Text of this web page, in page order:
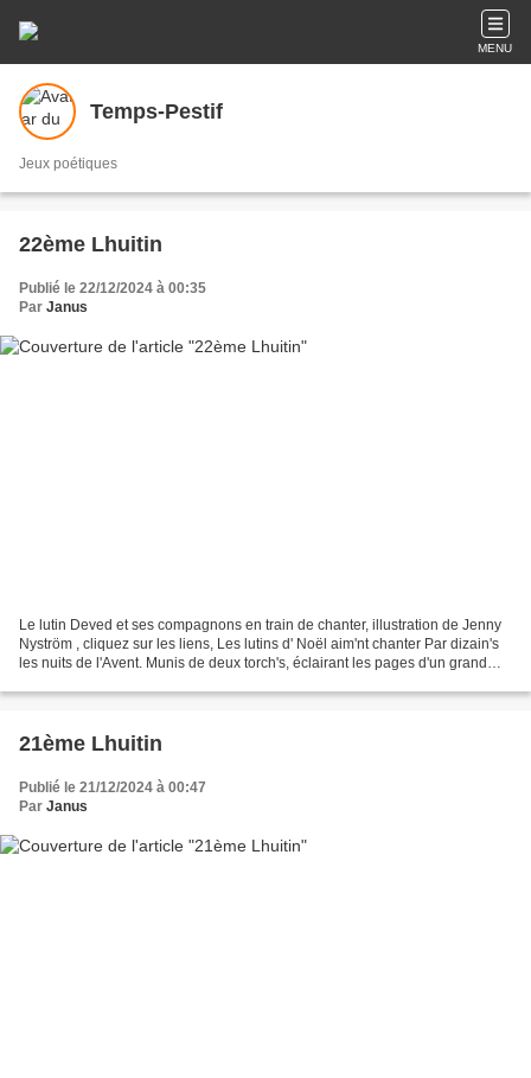
MENU
Temps-Pestif
Jeux poétiques
22ème Lhuitin
Publié le 22/12/2024 à 00:35
Par Janus
Le lutin Deved et ses compagnons en train de chanter, illustration de Jenny
Nyström , cliquez sur les liens, Les lutins d' Noël aim'nt chanter Par dizain's
les nuits de l'Avent. Munis de deux torch's, éclairant les pages d'un grand
21ème Lhuitin
Publié le 21/12/2024 à 00:47
Par Janus